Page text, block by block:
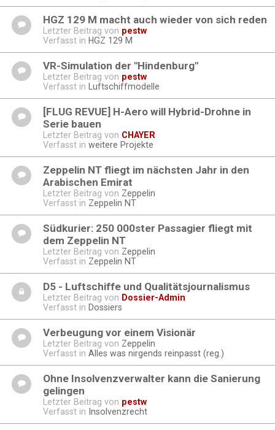
HGZ 129 M macht auch wieder von sich reden
Letzter Beitrag von pestw
Verfasst in HGZ 129 M
VR-Simulation der "Hindenburg"
Letzter Beitrag von pestw
Verfasst in
Luftschiffmodelle
[FLUG REVUE] H-Aero will Hybrid-Drohne in
Serie bauen
Letzter Beitrag von CHAYER
Verfasst in weitere Projekte
Zeppelin NT fliegt im nächsten Jahr in den
Arabischen Emirat
Letzter Beitrag von Zeppelin
Verfasst in Zeppelin NT
Südkurier: 250 000ster Passagier fliegt mit
dem Zeppelin NT
Letzter Beitrag von Zeppelin
Verfasst in Zeppelin NT
D5 - Luftschiffe und Qualitätsjournalismus
Letzter Beitrag von Dossier-Admin
Verfasst in Dossiers
Verbeugung vor einem Visionär
Letzter Beitrag von Zeppelin
Verfasst in Alles was nirgends reinpasst (reg.)
Ohne Insolvenzverwalter kann die Sanierung
gelingen
Letzter Beitrag von pestw
Verfasst in Insolvenzrecht